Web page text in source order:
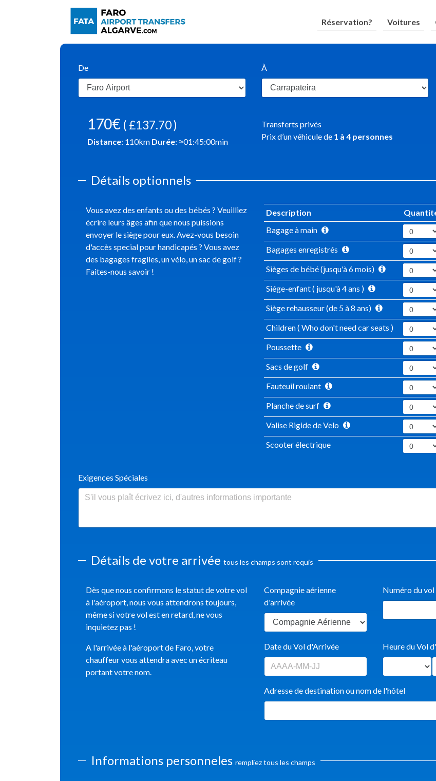
Réservation? Voitures
De À
170€ ( £137.70 )
Distance: 110km Durée: ≈01:45:00min
Transferts privés
Prix d’un véhicule de 1 à 4personnes
Détails optionnels
Vous avez des enfants ou des bébés ? Veuilliez
écrire leurs âges afin que nous puissions
envoyer le siège pour eux. Avez-vous besoin
d'accès special pour handicapés ? Vous avez
des bagages fragiles, un vélo, un sac de golf ?
Faites-nous savoir !
Description
Bagage à main
Bagages enregistrés
Sièges de bébé (jusqu'à 6 mois)
Siége-enfant ( jusqu'à 4 ans )
Siège rehausseur (de 5 à 8 ans)
Children ( Who don't need car seats )
Poussette
Sacs de golf
Fauteuil roulant
Planche de surf
Valise Rigide de Velo
Scooter électrique
Exigences Spéciales
Détails de votre arrivée tous les champs sont requis
Dès que nous confirmons le statut de votre vol
à l'aéroport, nous vous attendrons toujours,
même si votre vol est en retard, ne vous
inquietez pas !
A l'arrivée à l'aéroport de Faro, votre
chauffeur vous attendra avec un écriteau
portant votre nom.
Compagnie aérienne
d'arrivée
Numéro du
Date du Vol d'Arrivée
Heure du Vol
Adresse de destination ou nom de l'hôtel
Informations personneles rempliez tous les champs